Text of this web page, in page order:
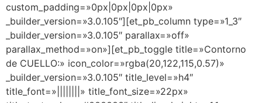
custom_padding=»0px|0px|0px|0px»
_builder_version=»3.0.105″][et_pb_column type=»1_3″
_builder_version=»3.0.105″ parallax=»off»
parallax_method=»on»][et_pb_toggle title=»Contorno
de CUELLO:» icon_color=»rgba(20,122,115,0.57)»
_builder_version=»3.0.105″ title_level=»h4″
title_font=»||||||||» title_font_size=»22px»